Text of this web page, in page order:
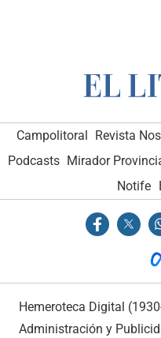
Campolitoral Revista
Podcasts Mirador
Notife
Hemeroteca Digital
Administración y